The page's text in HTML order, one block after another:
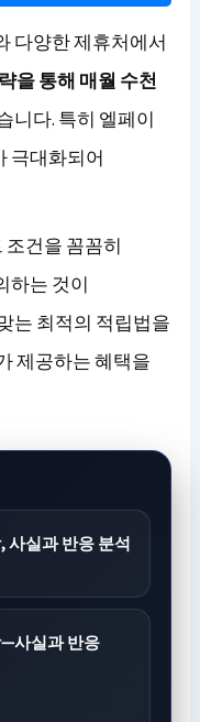
다양한 제휴처에서
을 통해 매월 수천
니다. 특히 엘페이
극대화되어
조건을 꼼꼼히
하는 것이
는 최적의 적립법을
제공하는 혜택을
사실과 반응 분석
사실과 반응